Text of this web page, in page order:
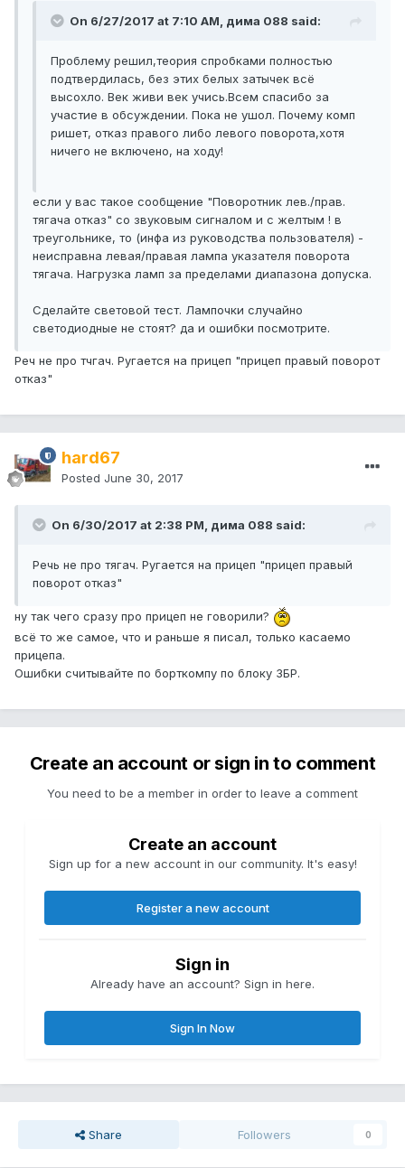
On 6/27/2017 at 7:10 AM, дима 088 said:
Проблему решил,теория спробками полностью
подтвердилась, без этих белых затычек всё
высохло. Век живи век учись.Всем спасибо за
участие в обсуждении. Пока не ушол. Почему комп
ришет, отказ правого либо левого поворота,хотя
ничего не включено, на ходу!
если у вас такое сообщение "Поворотник лев./прав.
тягача отказ" со звуковым сигналом и с желтым ! в
треугольнике, то (инфа из руководства пользователя) -
неисправна левая/правая лампа указателя поворота
тягача. Нагрузка ламп за пределами диапазона допуска.
Сделайте световой тест. Лампочки случайно
светодиодные не стоят? да и ошибки посмотрите.
Реч не про тчгач. Ругается на прицеп "прицеп правый поворот
отказ"
hard67
Posted June 30, 2017
On 6/30/2017 at 2:38 PM, дима 088 said:
Речь не про тягач. Ругается на прицеп "прицеп правый
поворот отказ"
ну так чего сразу про прицеп не говорили?
всё то же самое, что и раньше я писал, только касаемо
прицепа.
Ошибки считывайте по борткомпу по блоку ЗБР.
Create an account or sign in to comment
You need to be a member in order to leave a comment
Create an account
Sign up for a new account in our community. It's easy!
Register a new account
Sign in
Already have an account? Sign in here.
Sign In Now
Share Followers 0